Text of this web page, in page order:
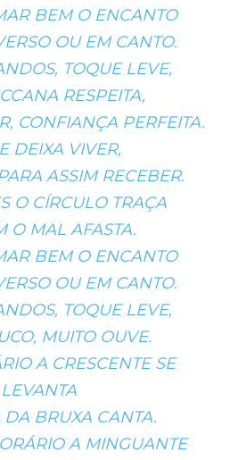
BEM O ENCANTO
OU EM CANTO.
TOQUE LEVE,
RESPEITA,
CONFIANÇA PERFEITA.
DEIXA VIVER,
ASSIM RECEBER.
O CÍRCULO TRAÇA
O MAL AFASTA.
BEM O ENCANTO
OU EM CANTO.
TOQUE LEVE,
MUITO OUVE.
A CRESCENTE SE
LEVANTA
BRUXA CANTA.
A MINGUANTE